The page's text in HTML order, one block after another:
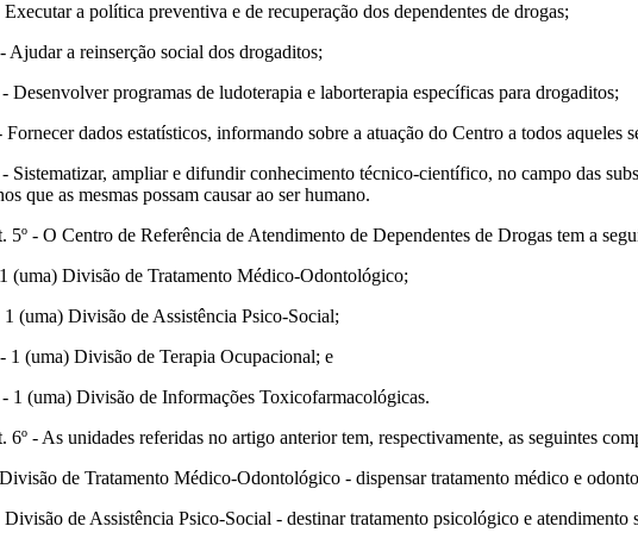
a política preventiva e de recuperação dos dependentes de drogas;
Ajudar a reinserção social dos drogaditos;
Desenvolver programas de ludoterapia e laborterapia específicas para drogaditos;
Fornecer dados estatísticos, informando sobre a atuação do Centro a todos
Sistematizar, ampliar e difundir conhecimento técnico-científico, no campo das
que as mesmas possam causar ao ser humano.
5º - O Centro de Referência de Atendimento de Dependentes de Drogas tem a
(uma) Divisão de Tratamento Médico-Odontológico;
(uma) Divisão de Assistência Psico-Social;
1 (uma) Divisão de Terapia Ocupacional; e
1 (uma) Divisão de Informações Toxicofarmacológicas.
6º - As unidades referidas no artigo anterior tem, respectivamente, as seguintes
de Tratamento Médico-Odontológico - dispensar tratamento médico e
de Assistência Psico-Social - destinar tratamento psicológico e atendimento